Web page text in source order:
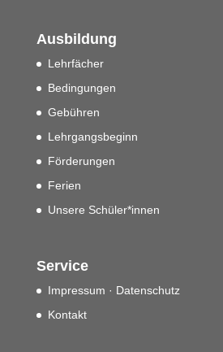
Ausbildung
Lehrfächer
Bedingungen
Gebühren
Lehrgangsbeginn
Förderungen
Ferien
Unsere Schüler*innen
Service
Impressum · Datenschutz
Kontakt